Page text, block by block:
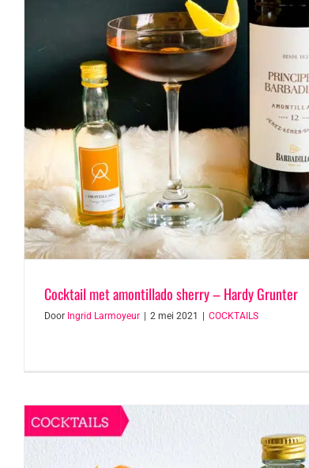
Cocktail met amontillado sherry – Hardy Grunter
Door Ingrid Larmoyeur 2 mei 2021 COCKTAILS